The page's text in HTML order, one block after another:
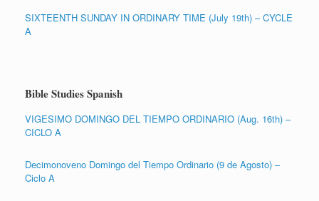
SIXTEENTH SUNDAY IN ORDINARY TIME (July 19th) – CYCLE
A
Bible Studies Spanish
VIGESIMO DOMINGO DEL TIEMPO ORDINARIO (Aug. 16th) –
CICLO A
Decimonoveno Domingo del Tiempo Ordinario (9 de Agosto) –
Ciclo A